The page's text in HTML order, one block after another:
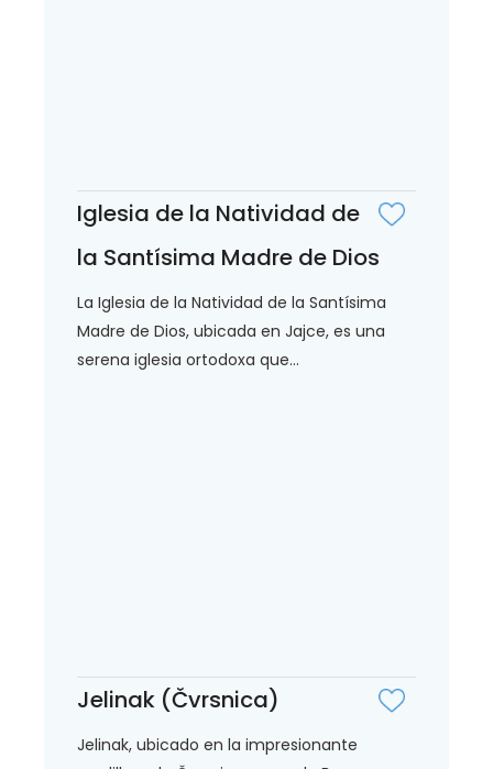
Iglesia de la Natividad de
la Santísima Madre de Dios
La Iglesia de la Natividad de la Santísima
Madre de Dios, ubicada en Jajce, es una
serena iglesia ortodoxa que...
Jelinak (Čvrsnica)
Jelinak, ubicado en la impresionante